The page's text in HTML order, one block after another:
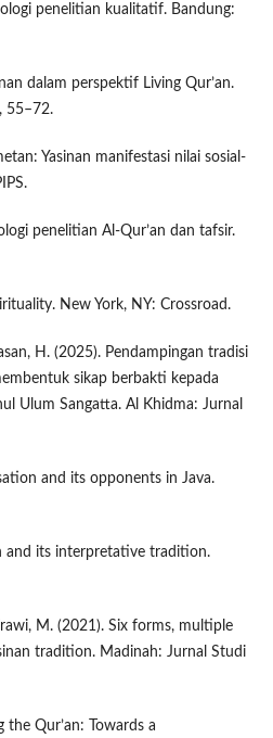
penelitian kualitatif. Bandung:
dalam perspektif Living Qur’an.
55–72.
Yasinan manifestasi nilai sosial-
penelitian Al-Qur’an dan tafsir.
New York, NY: Crossroad.
H. (2025). Pendampingan tradisi
sikap berbakti kepada
Ulum Sangatta. Al Khidma: Jurnal
and its opponents in Java.
and its interpretative tradition.
M. (2021). Six forms, multiple
tradition. Madinah: Jurnal Studi
Qur’an: Towards a